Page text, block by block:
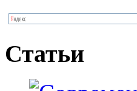
Статьи